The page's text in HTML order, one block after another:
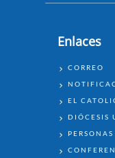
Enlaces
ENLACES
CORREO
EL
DIÓCESIS